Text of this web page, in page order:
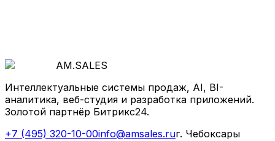
AM.SALES
Интеллектуальные системы продаж, AI, BI-
аналитика, веб-студия и разработка приложений.
Золотой партнёр Битрикс24.
+7 (495) 320-10-00info@amsales.ruг. Чебоксары